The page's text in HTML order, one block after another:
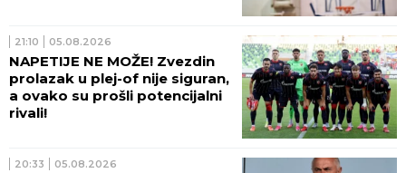
21:10 05.08.2026
NAPETIJE NE MOŽE! Zvezdin
prolazak u plej-of nije siguran,
a ovako su prošli potencijalni
rivali!
20:33 05.08.2026